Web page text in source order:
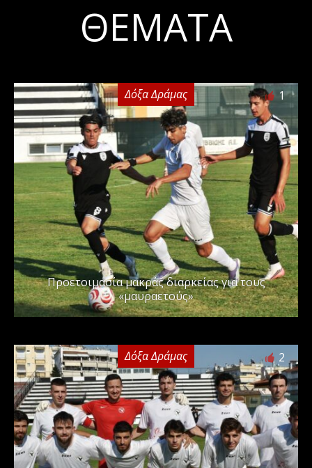
ΘΈΜΑΤΑ
Δόξα Δράμας 1
Προετοιμασία μακράς διαρκείας για τους
«μαυραετούς»
Δόξα Δράμας 2